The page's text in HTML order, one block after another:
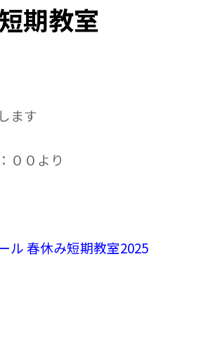
期教室
ます
００より
ル 春休み短期教室2025